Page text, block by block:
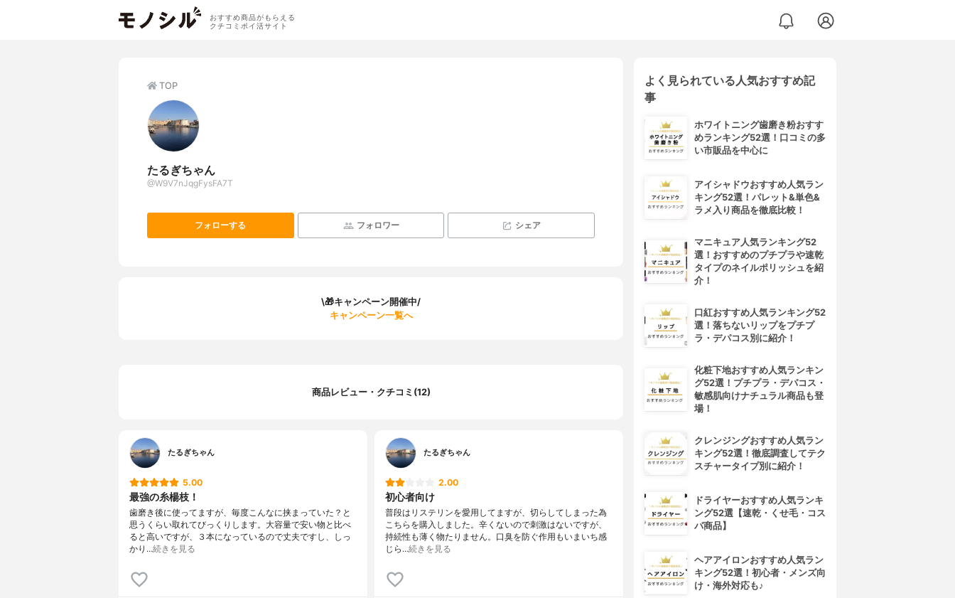
おすすめ商品がもらえる
クチコミポイ活サイト
TOP
たるぎちゃん
@W9V7nJqgFysFA7T
フォローする フォロワー シェア
\🎁キャンペーン開催中/
キャンペーン一覧へ
商品レビュー・クチコミ(12)
たるぎちゃん
5.00
最強の糸楊枝！
歯磨き後に使ってますが、毎度こんなに挟まっていた？と
思うくらい取れてびっくりします。大容量で安い物と比べ
ると高いですが、３本になっているので丈夫ですし、しっ
かり…続きを見る
たるぎちゃん
2.00
初心者向け
普段はリステリンを愛用してますが、切らしてしまった為
こちらを購入しました。辛くないので刺激はないですが、
持続性も薄く物たりません。口臭を防ぐ作用もいまいち感
じら…続きを見る
よく見られている人気おすすめ記
事
ホワイトニング歯磨き粉おすす
めランキング52選！口コミの多
い市販品を中心に
アイシャドウおすすめ人気ラン
キング52選！パレット&単色&
ラメ入り商品を徹底比較！
マニキュア人気ランキング52
選！おすすめのプチプラや速乾
タイプのネイルポリッシュを紹
介！
口紅おすすめ人気ランキング52
選！落ちないリップをプチプ
ラ・デパコス別に紹介！
化粧下地おすすめ人気ランキン
グ52選！プチプラ・デパコス・
敏感肌向けナチュラル商品も登
場！
クレンジングおすすめ人気ラン
キング52選！徹底調査してテク
スチャータイプ別に紹介！
ドライヤーおすすめ人気ランキ
ング52選【速乾・くせ毛・コス
パ商品】
ヘアアイロンおすすめ人気ラン
キング52選！初心者・メンズ向
け・海外対応も♪